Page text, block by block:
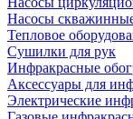
Насосы
Тепловое
Сушилки для рук
Инфракрасные
Аксессуары для
Электрические